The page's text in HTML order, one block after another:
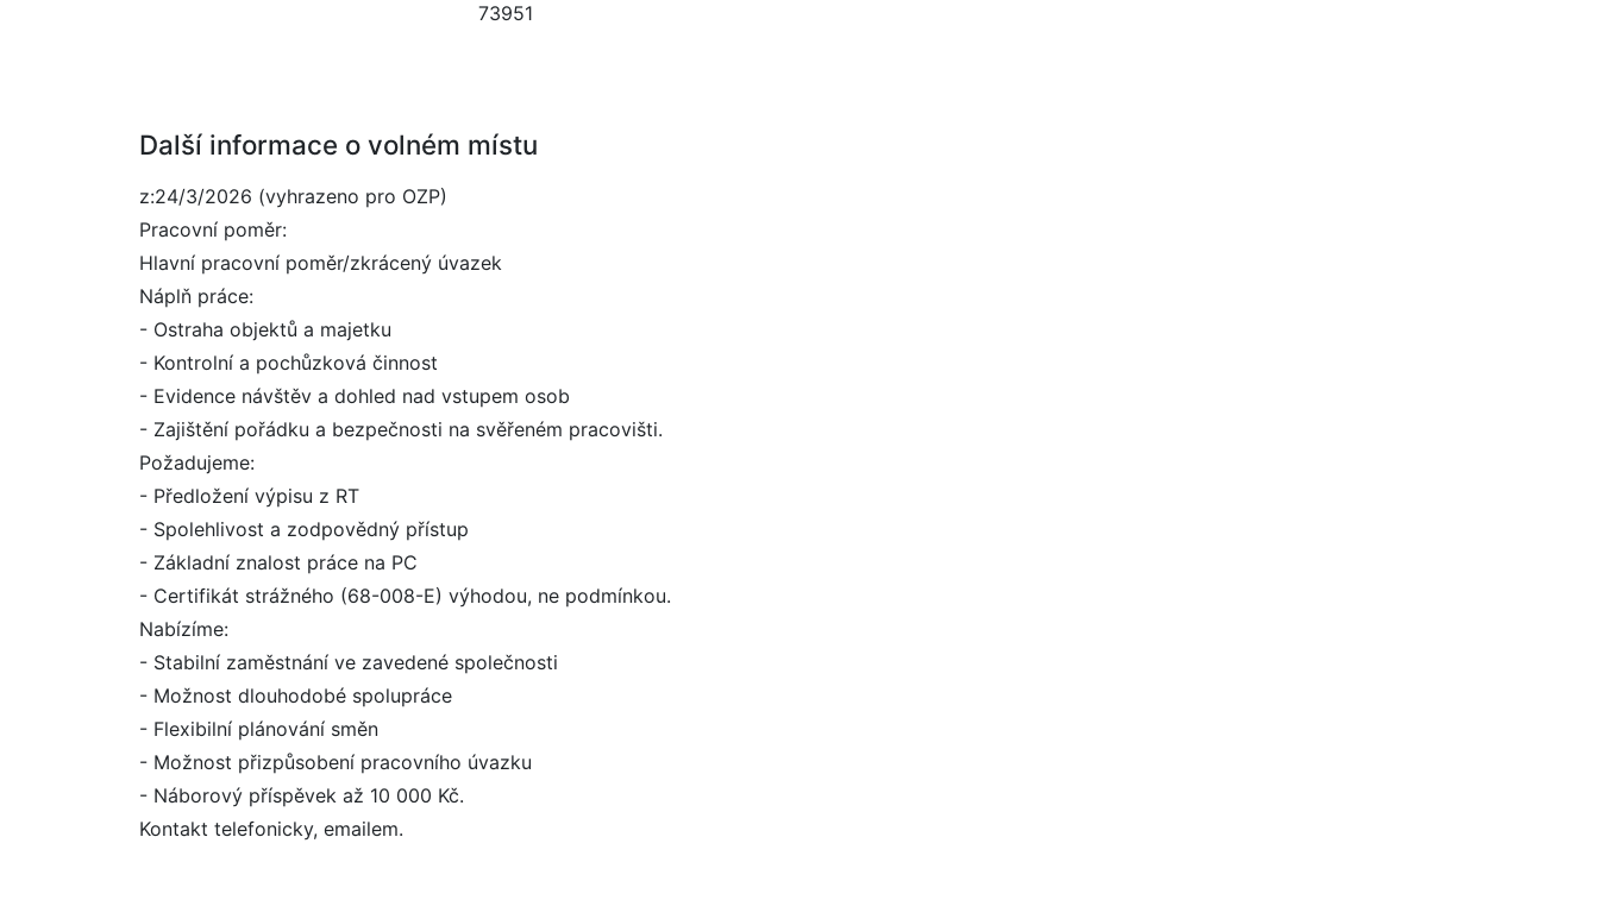
73951
Další informace o volném místu
z:24/3/2026 (vyhrazeno pro OZP)
Pracovní poměr:
Hlavní pracovní poměr/zkrácený úvazek
Náplň práce:
- Ostraha objektů a majetku
- Kontrolní a pochůzková činnost
- Evidence návštěv a dohled nad vstupem osob
- Zajištění pořádku a bezpečnosti na svěřeném pracovišti.
Požadujeme:
- Předložení výpisu z RT
- Spolehlivost a zodpovědný přístup
- Základní znalost práce na PC
- Certifikát strážného (68-008-E) výhodou, ne podmínkou.
Nabízíme:
- Stabilní zaměstnání ve zavedené společnosti
- Možnost dlouhodobé spolupráce
- Flexibilní plánování směn
- Možnost přizpůsobení pracovního úvazku
- Náborový příspěvek až 10 000 Kč.
Kontakt telefonicky, emailem.